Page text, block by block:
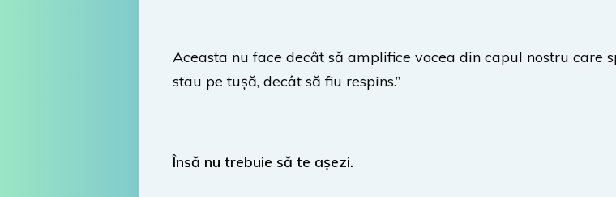
Aceasta nu face decât să amplifice vocea din capul nostru care
stau pe tușă, decât să fiu respins.”
Însă nu trebuie să te așezi.